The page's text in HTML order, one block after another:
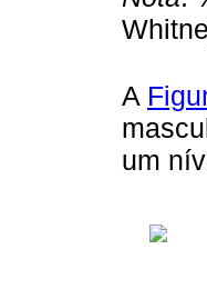
A
um